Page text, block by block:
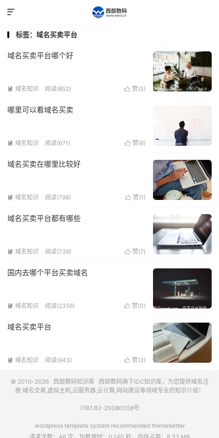

标签：域名买卖平台
域名买卖平台哪个好
 域名知识 阅读(852)  赞(3)
哪里可以看域名买卖
 域名知识 阅读(671)  赞(6)
域名买卖在哪里比较好
 域名知识 阅读(798)  赞(1 )
域名买卖平台都有哪些
 域名知识 阅读(736)  赞(7)
国内去哪个平台买卖域名
 域名知识 阅读(2356)  赞(0)
域名买卖平台
 域名知识 阅读(943)  赞(3)
© 2010-2026 西部数码知识库 西部数码旗下IDC知识库，为您提供域名注
册,域名交易,虚拟主机,云服务器,云计算,网站建设等领域专业的知识介绍！
川B1.B2-20080058号
wordpress template system recommended themebetter